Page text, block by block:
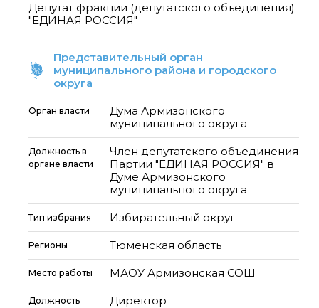
Депутат фракции (депутатского объединения)
"ЕДИНАЯ РОССИЯ"
Представительный орган
муниципального района и городского
округа
Орган власти
Дума Армизонского
муниципального округа
Должность в
органе власти
Член депутатского объединения
Партии "ЕДИНАЯ РОССИЯ" в
Думе Армизонского
муниципального округа
Тип избрания Избирательный округ
Регионы Тюменская область
Место работы МАОУ Армизонская СОШ
Должность Директор